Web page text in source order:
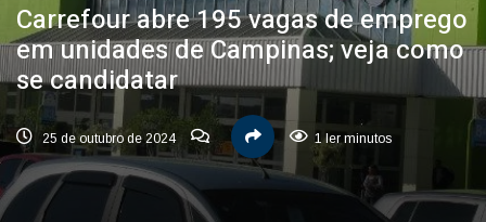
Carrefour abre 195 vagas de emprego
em unidades de Campinas; veja como
se candidatar
25 de outubro de 2024 1 ler minutos